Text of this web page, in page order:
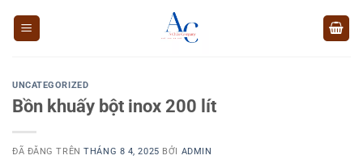
UNCATEGORIZED
Bồn khuấy bột inox 200 lít
ĐÃ ĐĂNG TRÊNTHÁNG 8 4, 2025 BỞI ADMIN